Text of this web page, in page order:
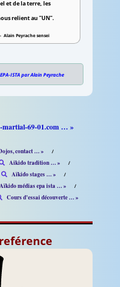
et de la terre, les
relient au "UN".
Alain Peyrache sensei
ISTA par Alain Peyrache
69-01.com … »
contact … »
Aikido tradition … »
Aïkido stages … »
Aïkido médias epa ista … »
Cours d'essai découverte … »